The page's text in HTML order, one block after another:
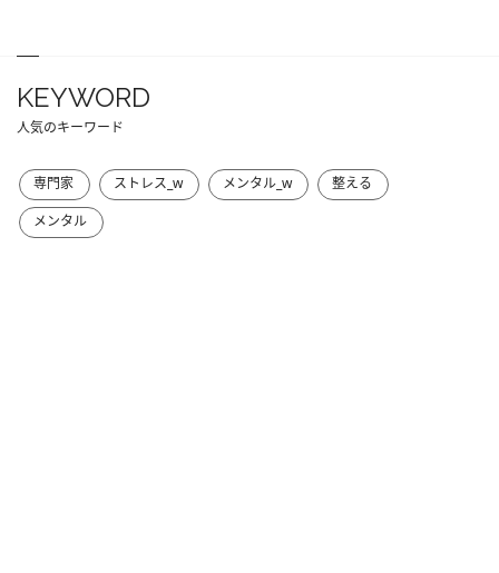
KEYWORD
人気のキーワード
専門家 ストレス_w メンタル_w
整える
メンタル